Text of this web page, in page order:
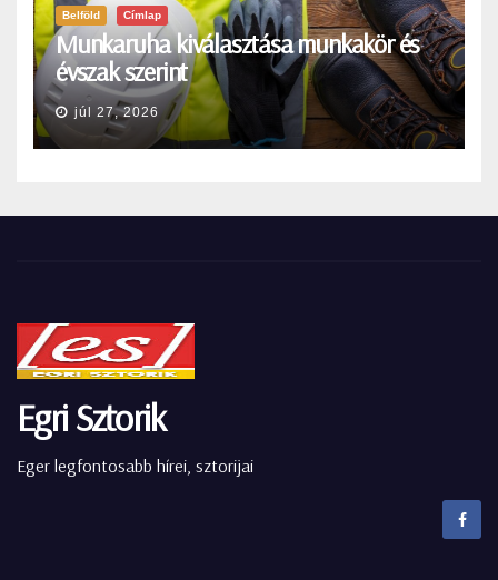
Belföld Címlap
Munkaruha kiválasztása munkakör és
évszak szerint
júl 27, 2026
Egri Sztorik
Eger legfontosabb hírei, sztorijai